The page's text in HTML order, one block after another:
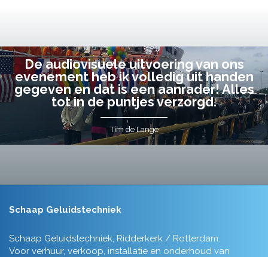
De audiovisuele uitvoering van ons
evenement heb ik volledig uit handen
gegeven en dat is een aanrader! Alles
tot in de puntjes verzorgd.
Tim de Lange
Schaap Geluidstechniek
Schaap Geluidstechniek, Ridderkerk / Rotterdam.
Voor verhuur, verkoop, installatie en onderhoud van